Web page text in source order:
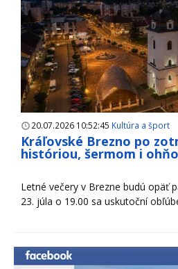
20.07.2026 10:52:45 Kultúra a šport
Kráľovské Brezno po
históriou, šermom i
Letné večery v Brezne budú opäť
23. júla o 19.00 sa uskutoční